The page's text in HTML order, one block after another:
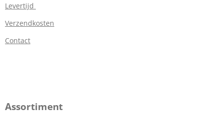
Levertijd
Verzendkosten
Contact
Assortiment